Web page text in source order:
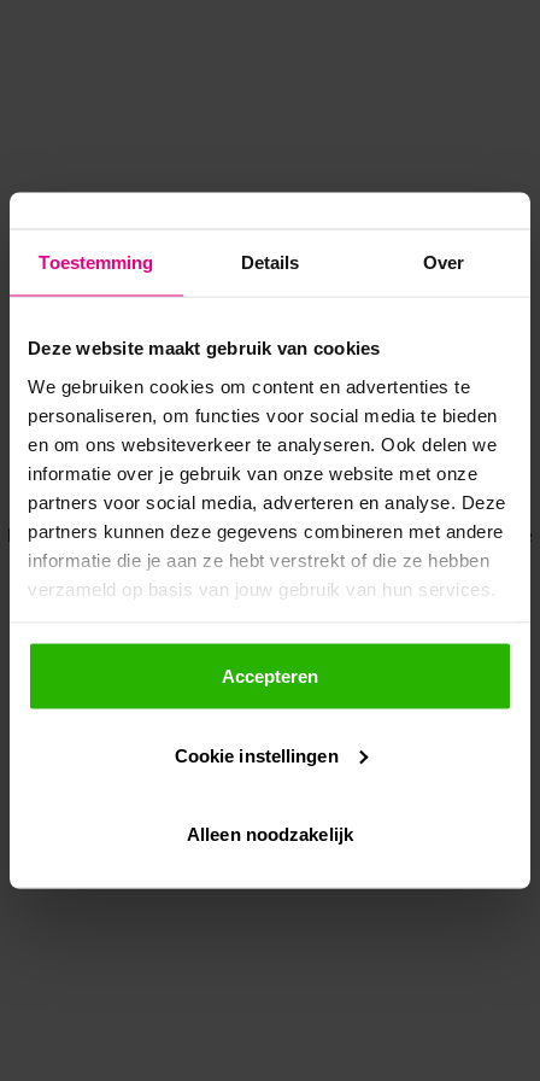
Toestemming Details Over
Deze website maakt gebruik van cookies
We gebruiken cookies om content en advertenties te
personaliseren, om functies voor social media te bieden
en om ons websiteverkeer te analyseren. Ook delen we
informatie over je gebruik van onze website met onze
partners voor social media, adverteren en analyse. Deze
partners kunnen deze gegevens combineren met andere
informatie die je aan ze hebt verstrekt of die ze hebben
verzameld op basis van jouw gebruik van hun services.
Als je op "Accepteer" klikt, dan geef je Voordeeluitjes.nl
toestemming om cookies voor social media en
gepersonaliseerde advertenties te plaatsen.
Lees hier meer over in onsprivacybeleid
Via "Cookie instellingen" kun je ook zelf instellen welke
Accepteren
Cookie instellingen
Alleen noodzakelijk
Application error: a client-side exception has occurred while
loadingwww.voordeeluitjes.nl (see the browser console for more
information).